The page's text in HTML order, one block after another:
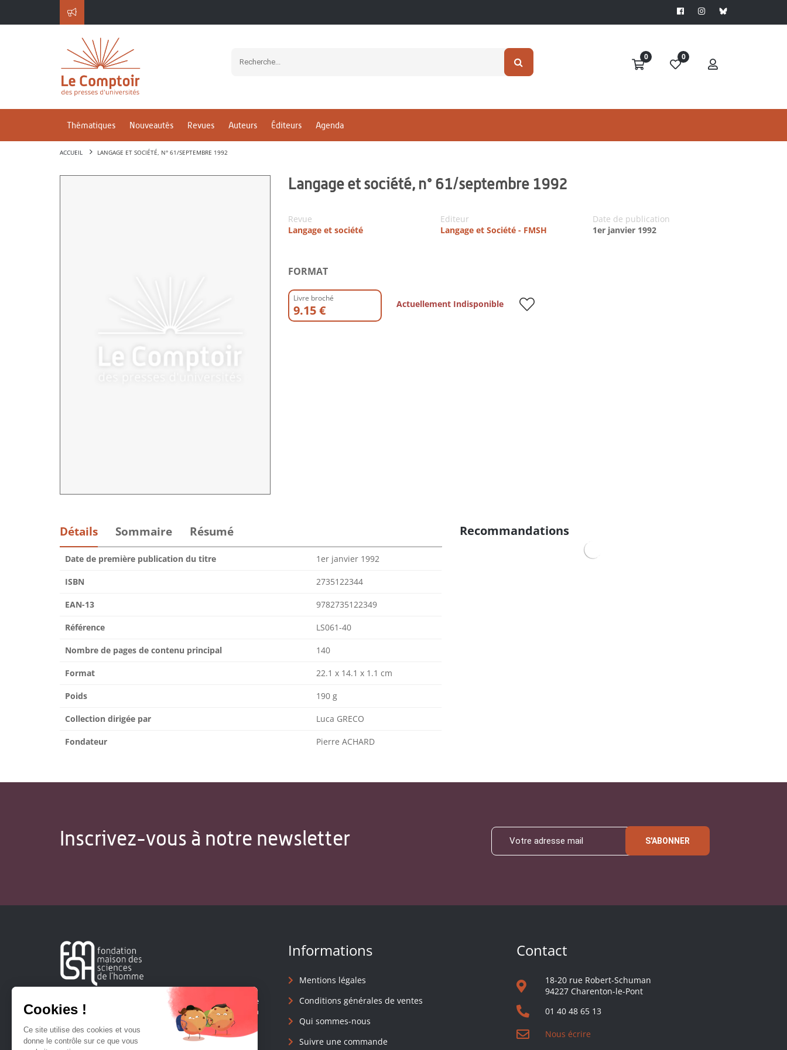
0 0
Thématiques Nouveautés Revues Auteurs Éditeurs Agenda
ACCUEIL LANGAGE ET SOCIÉTÉ, N° 61/SEPTEMBRE 1992
Langage et société, n° 61/septembre 1992
Revue
Langage et société
Editeur
Langage et Société - FMSH
Date de publication
1er janvier 1992
FORMAT
Livre broché
9.15 € Actuellement Indisponible
Détails Sommaire Résumé
Date de première publication du titre 1er janvier 1992
ISBN 2735122344
EAN-13 9782735122349
Référence LS061-40
Nombre de pages de contenu principal 140
Format 22.1 x 14.1 x 1.1 cm
Poids 190 g
Collection dirigée par Luca GRECO
Fondateur Pierre ACHARD
Recommandations
Inscrivez-vous à notre newsletter S'ABONNER
Créée en 1963, la Fondation Maison Sciences de l'Homme
soutient la recherche et la diffusion des connaissances en
Informations
Mentions légales
Conditions générales de ventes
Qui sommes-nous
Suivre une commande
Contact
18-20 rue Robert-Schuman
94227 Charenton-le-Pont
01 40 48 65 13
Nous écrire